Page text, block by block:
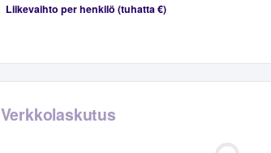
Liikevaihto per henkilö (tuhatta €)
Verkkolaskutus